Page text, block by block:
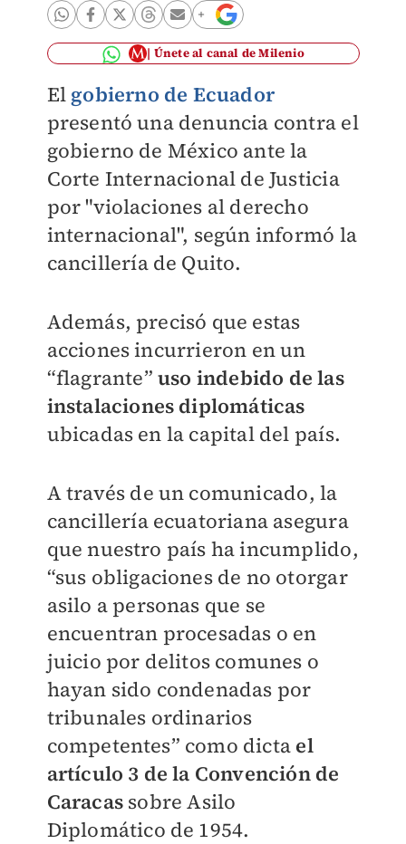
Únete al canal de Milenio
El gobierno de Ecuador
presentó una denuncia contra el
gobierno de México ante la
Corte Internacional de Justicia
por "violaciones al derecho
internacional", según informó la
cancillería de Quito.
Además, precisó que estas
acciones incurrieron en un
“flagrante” uso indebido de las
instalaciones diplomáticas
ubicadas en la capital del país.
A través de un comunicado, la
cancillería ecuatoriana asegura
que nuestro país ha incumplido,
“sus obligaciones de no otorgar
asilo a personas que se
encuentran procesadas o en
juicio por delitos comunes o
hayan sido condenadas por
tribunales ordinarios
competentes” como dicta el
artículo 3 de la Convención de
Caracas sobre Asilo
Diplomático de 1954.